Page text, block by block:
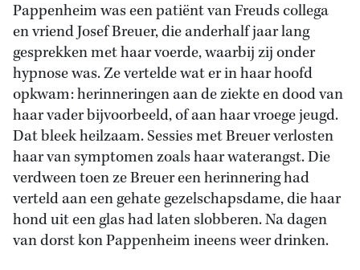
Pappenheim was een patiënt van Freuds collega
en vriend Josef Breuer, die anderhalf jaar lang
gesprekken met haar voerde, waarbij zij onder
hypnose was. Ze vertelde wat er in haar hoofd
opkwam: herinneringen aan de ziekte en dood van
haar vader bijvoorbeeld, of aan haar vroege jeugd.
Dat bleek heilzaam. Sessies met Breuer verlosten
haar van symptomen zoals haar waterangst. Die
verdween toen ze Breuer een herinnering had
verteld aan een gehate gezelschapsdame, die haar
hond uit een glas had laten slobberen. Na dagen
van dorst kon Pappenheim ineens weer drinken.